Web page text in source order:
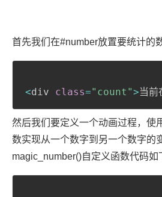
首先我们在#number放置要统计的
<div class="count">当前
然后我们要定义一个动画过程，使
数实现从一个数字到另一个数字的
magic_number()自定义函数代码如